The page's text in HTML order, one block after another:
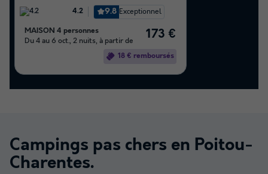
4.2 9.8 Exceptionnel
MAISON 4 personnes
Du 4 au 6 oct., 2 nuits, à partir de
173 €
18 € remboursés
Campings pas chers en Poitou-
Charentes.